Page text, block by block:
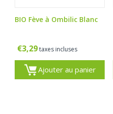
BIO Fève à Ombilic Blanc
€3,29taxes incluses
Ajouter au panier